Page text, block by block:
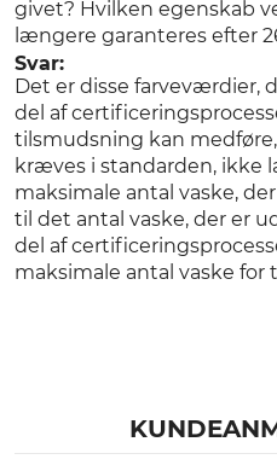
givet? Hvilken egenskab
længere garanteres efter
Svar:
Det er disse farveværdier,
del af
tilsmudsning kan
kræves i standarden, ikke
maksimale antal vaske,
til det antal vaske, der er
del af
maksimale antal vaske for